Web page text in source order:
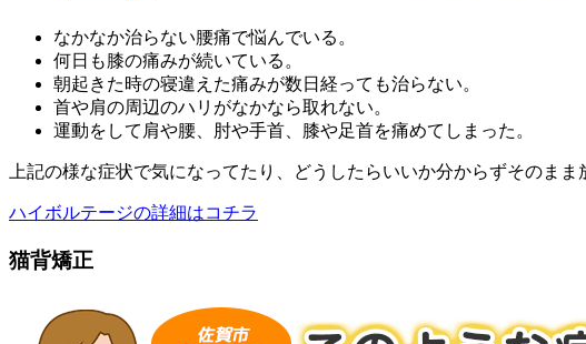
なかなか治らない腰痛で悩んでいる。
何日も膝の痛みが続いている。
朝起きた時の寝違えた痛みが数日経っても治らない。
首や肩の周辺のハリがなかなら取れない。
運動をして肩や腰、肘や手首、膝や足首を痛めてしまった。
上記の様な症状で気になってたり、どうしたらいいか分からずそのまま
ハイボルテージの詳細はコチラ
猫背矯正